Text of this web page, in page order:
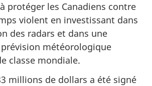
protéger les Canadiens contre
violent en investissant dans
des radars et dans une
météorologique
classe mondiale.
millions de dollars a été signé